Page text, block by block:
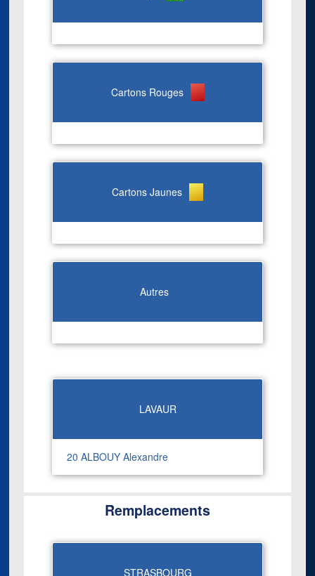
Cartons Rouges
Cartons Jaunes
Autres
LAVAUR
20 ALBOUY Alexandre
Remplacements
STRASBOURG